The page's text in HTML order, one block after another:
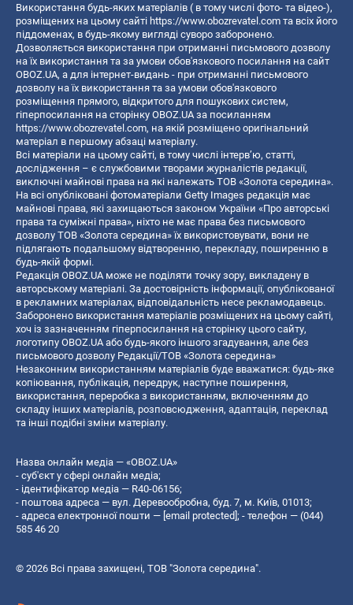
Використання будь-яких матеріалів ( в тому числі фото- та відео-),
розміщених на цьому сайті https://www.obozrevatel.com та всіх його
піддоменах, в будь-якому вигляді суворо заборонено.
Дозволяється використання при отриманні письмового дозволу
на їх використання та за умови обов'язкового посилання на сайт
OBOZ.UA, а для інтернет-видань - при отриманні письмового
дозволу на їх використання та за умови обов'язкового
розміщення прямого, відкритого для пошукових систем,
гіперпосилання на сторінку OBOZ.UA за посиланням
https://www.obozrevatel.com, на якій розміщено оригінальний
матеріал в першому абзаці матеріалу.
Всі матеріали на цьому сайті, в тому числі інтерв’ю, статті,
дослідження – є службовими творами журналістів редакції,
виключні майнові права на які належать ТОВ «Золота середина».
На всі опубліковані фотоматеріали Getty Images редакція має
майнові права, які захищаються законом України «Про авторські
права та суміжні права», ніхто не має права без письмового
дозволу ТОВ «Золота середина» їх використовувати, вони не
підлягають подальшому відтворенню, перекладу, поширенню в
будь-якій формі.
Редакція OBOZ.UA може не поділяти точку зору, викладену в
авторському матеріалі. За достовірність інформації, опублікованої
в рекламних матеріалах, відповідальність несе рекламодавець.
Заборонено використання матеріалів розміщених на цьому сайті,
хоч із зазначенням гіперпосилання на сторінку цього сайту,
логотипу OBOZ.UA або будь-якого іншого згадування, але без
письмового дозволу Редакції/ТОВ «Золота середина»
Незаконним використанням матеріалів буде вважатися: будь-яке
копiювання, публiкацiя, передрук, наступне поширення,
використання, переробка з використанням, включенням до
складу інших матеріалів, розповсюдження, адаптація, переклад
та інші подібні зміни матеріалу.
Назва онлайн медіа — «OBOZ.UA»
- суб'єкт у сфері онлайн медіа;
- ідентифікатор медіа — R40-06156;
- поштова адреса — вул. Деревообробна, буд. 7, м. Київ, 01013;
- адреса електронної пошти — [email protected]; - телефон — (044)
585 46 20
© 2026 Всі права захищені, ТОВ "Золота середина".